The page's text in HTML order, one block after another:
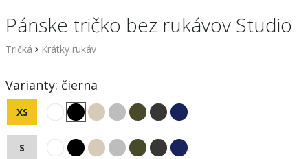
Pánske tričko bez rukávov Studio
Tričká Krátky rukáv
Varianty: čierna
XS
S